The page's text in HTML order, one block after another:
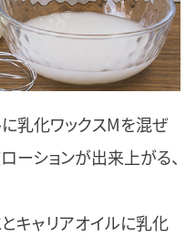
乳化ワックスMを混ぜ
ーションが出来上がる、
キャリアオイルに乳化